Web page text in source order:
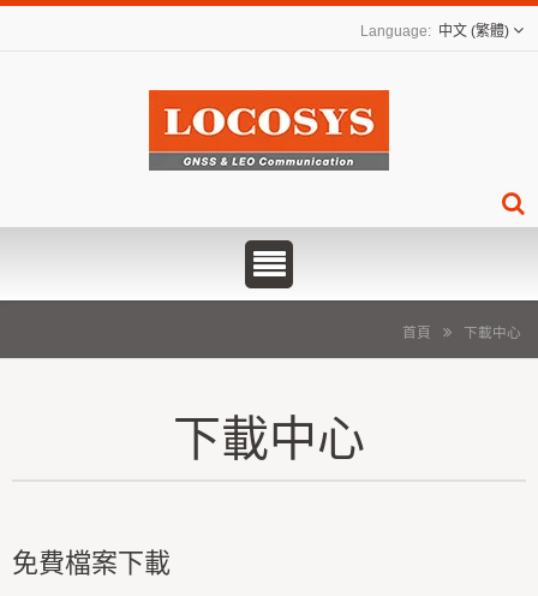
中文 (繁體)
首頁 下載中心
下載中心
免費檔案下載